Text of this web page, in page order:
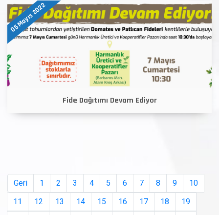
05 Mayıs 2022
Fide Dağıtımı Devam Ediyor
Geri 1 2 3 4 5 6 7 8 9
10
11
12 13 14 15 16 17 18
19